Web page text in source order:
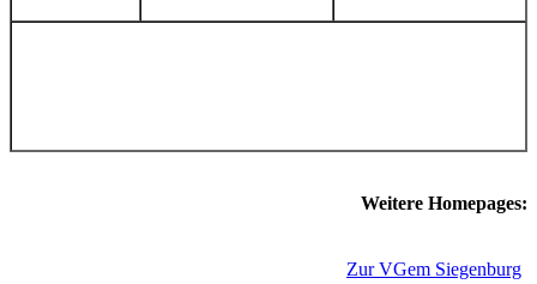
Weitere Homepages:
Zur VGem Siegenburg